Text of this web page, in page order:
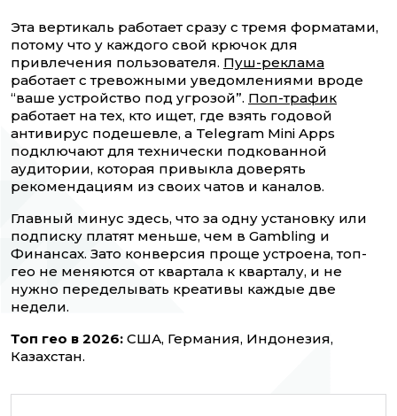
Эта вертикаль работает сразу с тремя форматами,
потому что у каждого свой крючок для
привлечения пользователя. Пуш-реклама
работает с тревожными уведомлениями вроде
“ваше устройство под угрозой”. Поп-трафик
работает на тех, кто ищет, где взять годовой
антивирус подешевле, а Telegram Mini Apps
подключают для технически подкованной
аудитории, которая привыкла доверять
рекомендациям из своих чатов и каналов.
Главный минус здесь, что за одну установку или
подписку платят меньше, чем в Gambling и
Финансах. Зато конверсия проще устроена, топ-
гео не меняются от квартала к кварталу, и не
нужно переделывать креативы каждые две
недели.
Топ гео в 2026: США, Германия, Индонезия,
Казахстан.